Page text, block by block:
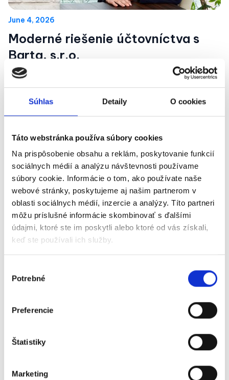
Súhlas Detaily O cookies
Táto webstránka používa súbory cookies
Na prispôsobenie obsahu a reklám, poskytovanie funkcií
sociálnych médií a analýzu návštevnosti používame
súbory cookie. Informácie o tom, ako používate naše
webové stránky, poskytujeme aj našim partnerom v
oblasti sociálnych médií, inzercie a analýzy. Títo partneri
môžu príslušné informácie skombinovať s ďalšími
údajmi, ktoré ste im poskytli alebo ktoré od vás získali,
keď ste používali ich služby.
súhlasu
Potrebné
Preferencie
Štatistiky
Marketing
June 4, 2026
Moderné riešenie účtovníctva s
Barta, s.r.o.
Vďaka moderným riešeniam, akým je Doklado, dokáže
účtovná kancelária Barta, s.r.o. poskytovať svojim klientom
ešte kvalitnejšie služby. Viac si prečítate v článku.
dokladov v spoločnosti ÚČTOVNÝ
získavania informácií z dokladov do účtovného programu,
odstránila chybovosť a zrýchlila proces.